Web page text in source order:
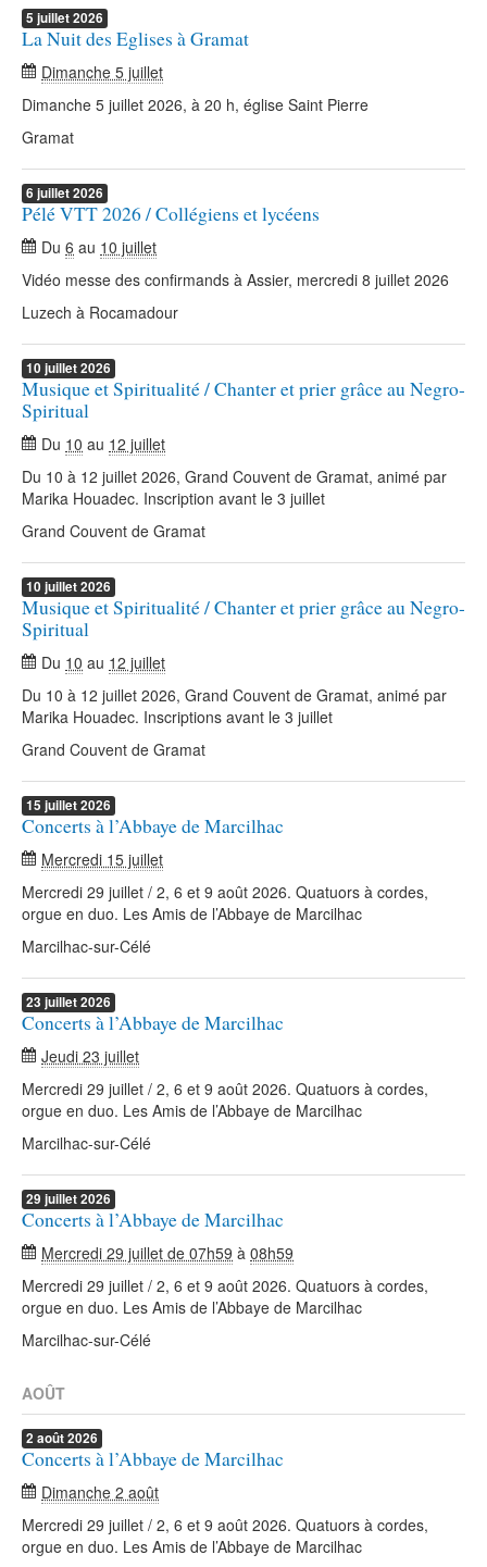
5 juillet2026
La Nuit des Eglises à Gramat
Dimanche 5 juillet
Dimanche 5 juillet 2026, à 20 h, église Saint Pierre
Gramat
6 juillet2026
Pélé VTT 2026 / Collégiens et lycéens
Du 6 au 10 juillet
Vidéo messe des confirmands à Assier, mercredi 8 juillet 2026
Luzech à Rocamadour
10 juillet2026
Musique et Spiritualité / Chanter et prier grâce au Negro-
Spiritual
Du 10 au 12 juillet
Du 10 à 12 juillet 2026, Grand Couvent de Gramat, animé par
Marika Houadec. Inscription avant le 3 juillet
Grand Couvent de Gramat
10 juillet2026
Musique et Spiritualité / Chanter et prier grâce au Negro-
Spiritual
Du 10 au 12 juillet
Du 10 à 12 juillet 2026, Grand Couvent de Gramat, animé par
Marika Houadec. Inscriptions avant le 3 juillet
Grand Couvent de Gramat
15 juillet2026
Concerts à l’Abbaye de Marcilhac
Mercredi 15 juillet
Mercredi 29 juillet / 2, 6 et 9 août 2026. Quatuors à cordes,
orgue en duo. Les Amis de l’Abbaye de Marcilhac
Marcilhac-sur-Célé
23 juillet2026
Concerts à l’Abbaye de Marcilhac
Jeudi 23 juillet
Mercredi 29 juillet / 2, 6 et 9 août 2026. Quatuors à cordes,
orgue en duo. Les Amis de l’Abbaye de Marcilhac
Marcilhac-sur-Célé
29 juillet2026
Concerts à l’Abbaye de Marcilhac
Mercredi 29 juillet de 07h59 à 08h59
Mercredi 29 juillet / 2, 6 et 9 août 2026. Quatuors à cordes,
orgue en duo. Les Amis de l’Abbaye de Marcilhac
Marcilhac-sur-Célé
AOÛT
2 août2026
Concerts à l’Abbaye de Marcilhac
Dimanche 2 août
Mercredi 29 juillet / 2, 6 et 9 août 2026. Quatuors à cordes,
orgue en duo. Les Amis de l’Abbaye de Marcilhac